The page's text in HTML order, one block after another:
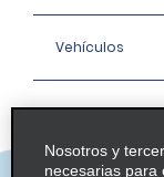
Vehículos
Oficinas
Nosotros y
necesarias para